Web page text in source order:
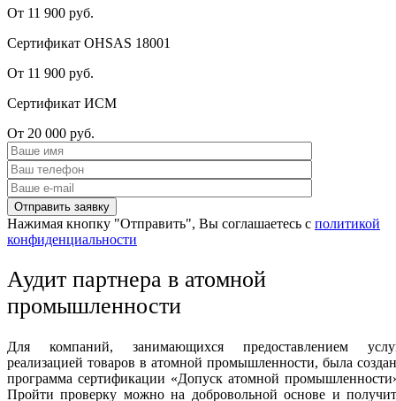
От 11 900 руб.
Сертификат OHSAS 18001
От 11 900 руб.
Сертификат ИСМ
От 20 000 руб.
Нажимая кнопку "Отправить", Вы соглашаетесь с политикой
конфиденциальности
Аудит партнера в атомной
промышленности
Для компаний, занимающихся предоставлением
реализацией товаров в атомной промышленности, была
программа сертификации «Допуск атомной
Пройти проверку можно на добровольной основе и